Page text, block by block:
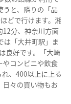
うと、隣りの「品
どで行けます。湘
12分、神奈川方面
は「大井町駅」ま
良好です。「大崎
やコンビニや飲食
、400以上に上る
々の買い物もお